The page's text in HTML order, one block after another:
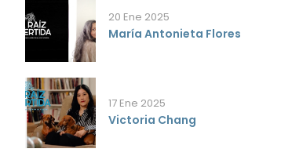
20 Ene 2025
María Antonieta Flores
17 Ene 2025
Victoria Chang